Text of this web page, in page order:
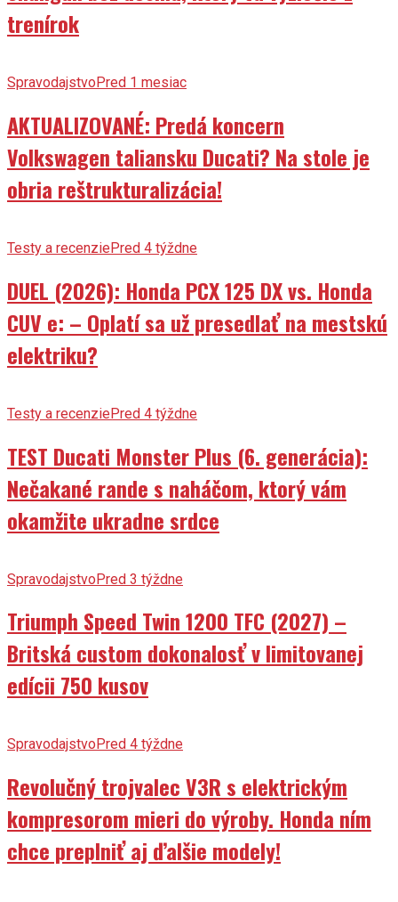
trenírok
SpravodajstvoPred 1 mesiac
AKTUALIZOVANÉ: Predá koncern
Volkswagen taliansku Ducati? Na stole je
obria reštrukturalizácia!
Testy a recenziePred 4 týždne
DUEL (2026): Honda PCX 125 DX vs. Honda
CUV e: – Oplatí sa už presedlať na mestskú
elektriku?
Testy a recenziePred 4 týždne
TEST Ducati Monster Plus (6. generácia):
Nečakané rande s naháčom, ktorý vám
okamžite ukradne srdce
SpravodajstvoPred 3 týždne
Triumph Speed Twin 1200 TFC (2027) –
Britská custom dokonalosť v limitovanej
edícii 750 kusov
SpravodajstvoPred 4 týždne
Revolučný trojvalec V3R s elektrickým
kompresorom mieri do výroby. Honda ním
chce preplniť aj ďalšie modely!